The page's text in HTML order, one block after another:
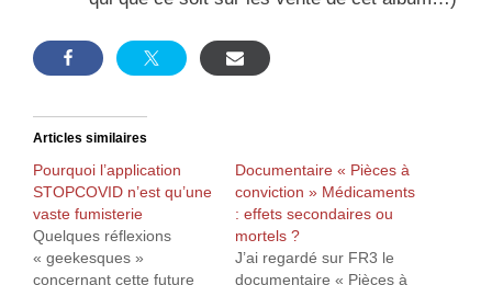
Articles similaires
Pourquoi l’application
STOPCOVID n’est qu’une
vaste fumisterie
Quelques réflexions
« geekesques »
concernant cette future
Documentaire « Pièces à
conviction » Médicaments
: effets secondaires ou
mortels ?
J’ai regardé sur FR3 le
documentaire « Pièces à